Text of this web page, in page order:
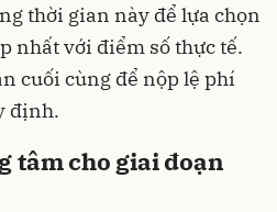
thời gian này để lựa chọn
nhất với điểm số thực tế.
cuối cùng để nộp lệ phí
định.
tâm cho giai đoạn